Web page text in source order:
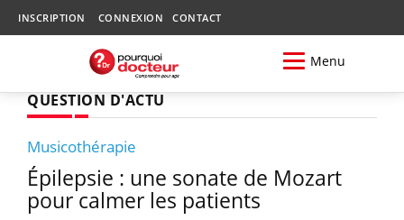
INSCRIPTION CONNEXION CONTACT
Menu
QUESTION D'ACTU
Musicothérapie
Épilepsie : une sonate de Mozart
pour calmer les patients